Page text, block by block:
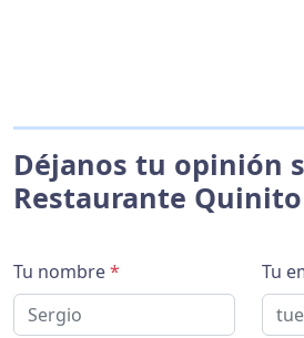
Déjanos tu opinión
Restaurante Quinito
Tu nombre* Tu